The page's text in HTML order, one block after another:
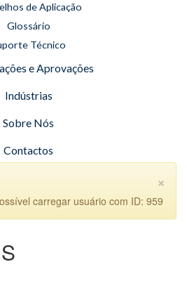
de Aplicação
Glossário
Técnico
e Aprovações
Indústrias
Sobre Nós
Contactos
×
carregar usuário com ID: 959